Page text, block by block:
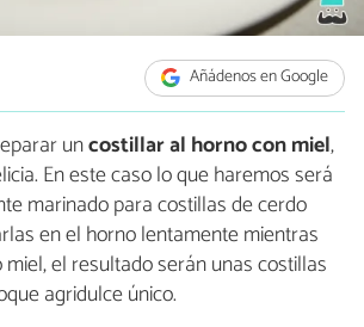
Añádenos en Google
uncostillar al horno con miel,
En este caso lo que haremos será
marinado para costillas de cerdo
en el horno lentamente mientras
el resultado serán unas costillas
agridulce único.